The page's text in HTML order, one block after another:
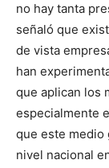
no hay tanta
señaló que
de vista
han
que aplican los
especialmente
que este medio
nivel nacional